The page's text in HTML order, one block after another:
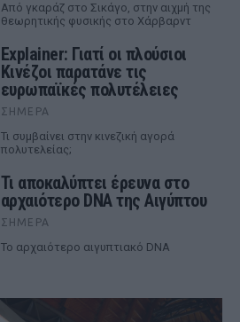
Από γκαράζ στο Σικάγο, στην αιχμή της
θεωρητικής φυσικής στο Χάρβαρντ
Explainer: Γιατί οι πλούσιοι
Κινέζοι παρατάνε τις
ευρωπαϊκές πολυτέλειες
ΣΉΜΕΡΑ
Τι συμβαίνει στην κινεζική αγορά
πολυτελείας;
Τι αποκαλύπτει έρευνα στο
αρχαιότερο DNA της Αιγύπτου
ΣΉΜΕΡΑ
Το αρχαιότερο αιγυπτιακό DNA